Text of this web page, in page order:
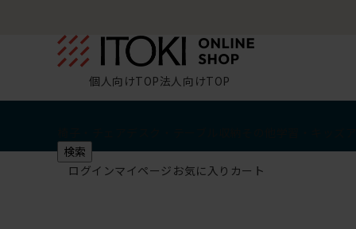
個人向けTOP法人向けTOP
検索
ログインマイページ お気に入り カート